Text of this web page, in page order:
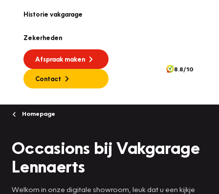
Historie vakgarage
Zekerheden
Afspraak maken
Contact
8.8/10
Homepage
Occasions bij Vakgarage
Lennaerts
Welkom in onze digitale showroom, leuk dat u een kijkje